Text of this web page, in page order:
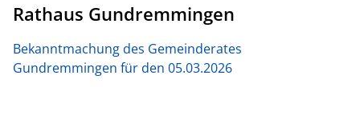
Rathaus Gundremmingen
Bekanntmachung des Gemeinderates
Gundremmingen für den 05.03.2026